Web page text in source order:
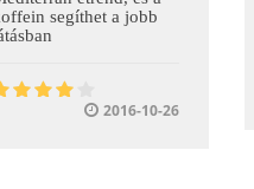
segíthet a jobb
2016-10-26